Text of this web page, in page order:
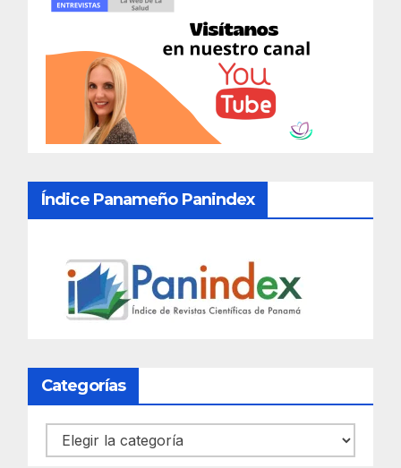
Índice Panameño Panindex
Categorías
Categorías